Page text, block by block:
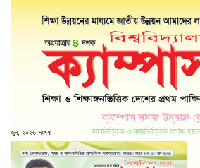
ক্যাম্পাস সমাজ উন্নয়ন
জ্ঞানভিত্তিক ও ন্যায়ভিত্তিক সমাজ
জুন, ২০২৬ সংখ্যা